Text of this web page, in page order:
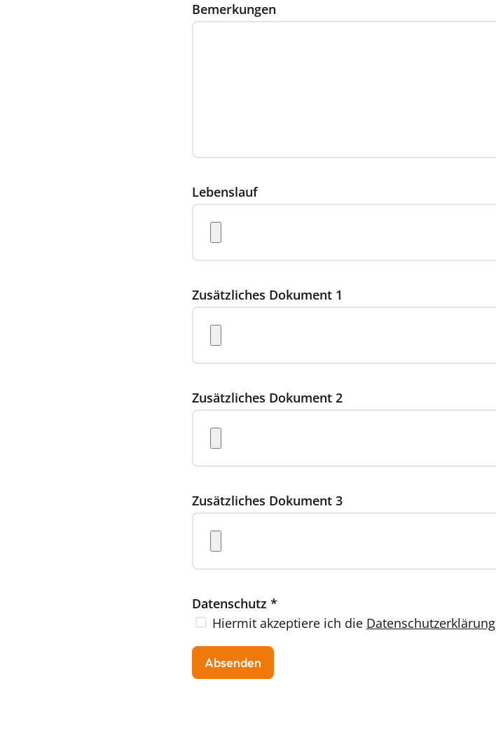
Bemerkungen
Lebenslauf
Zusätzliches Dokument 1
Zusätzliches Dokument 2
Zusätzliches Dokument 3
Datenschutz *
Hiermit akzeptiere ich die Datenschutzerklärung